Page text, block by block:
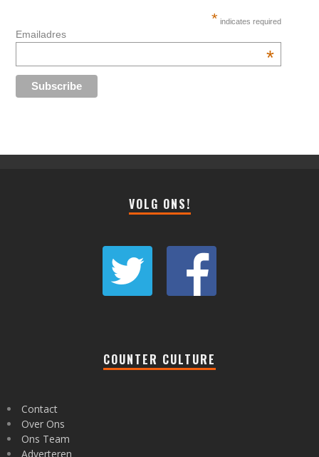
* indicates required
Emailadres
*
VOLG ONS!
COUNTER CULTURE
Contact
Over Ons
Ons Team
Adverteren